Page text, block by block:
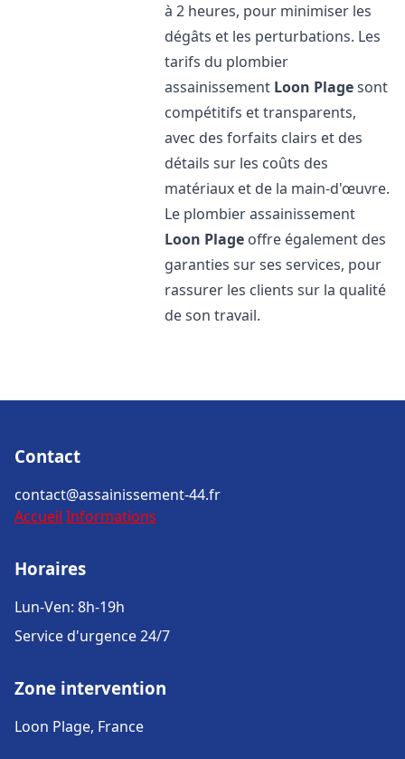
à 2 heures, pour minimiser les
dégâts et les perturbations. Les
tarifs du plombier
assainissement Loon Plagesont
compétitifs et transparents,
avec des forfaits clairs et des
détails sur les coûts des
matériaux et de la main-d'œuvre.
Le plombier assainissement
Loon Plage offre également des
garanties sur ses services, pour
rassurer les clients sur la qualité
de son travail.
Contact
contact@assainissement-44.fr
Accueil Informations
Horaires
Lun-Ven: 8h-19h
Service d'urgence 24/7
Zone intervention
Loon Plage, France